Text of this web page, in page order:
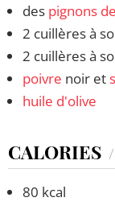
des pignons
2 cuillères à
2 cuillères à
poivre noir et
huile d'olive
CALORIES
80 kcal